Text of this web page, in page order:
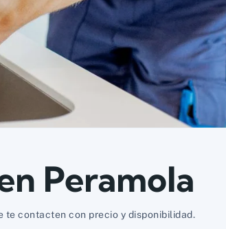
Peramola
te contacten con precio y disponibilidad.